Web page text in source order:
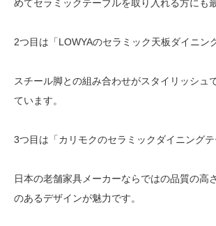
めてセラミックテーブルを取り入れる方にも
2つ目は「LOWYAのセラミック天板ダイニン
スチール脚との組み合わせがスタイリッシュ
ています。
3つ目は「カリモクのセラミックダイニングテ
日本の老舗家具メーカーならではの品質の高
のあるデザインが魅力です。